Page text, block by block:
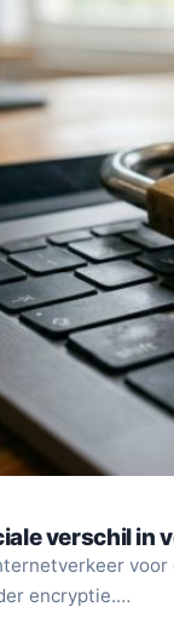
verschil in
encryptie.…